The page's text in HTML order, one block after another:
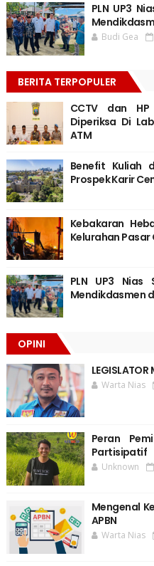
PLN UP3
Budi Gea
BERITA TERPOPULER
CCTV dan
Diperiksa Di
ATM
Benefit Kuliah
Prospek Karir
Kebakaran
Kelurahan
PLN UP3 Nias
Mendikdasmen
OPINI
LEGISLATOR
Warta Nias
Peran
Partisipatif
Unknown
Mengenal
APBN
Warta Nias